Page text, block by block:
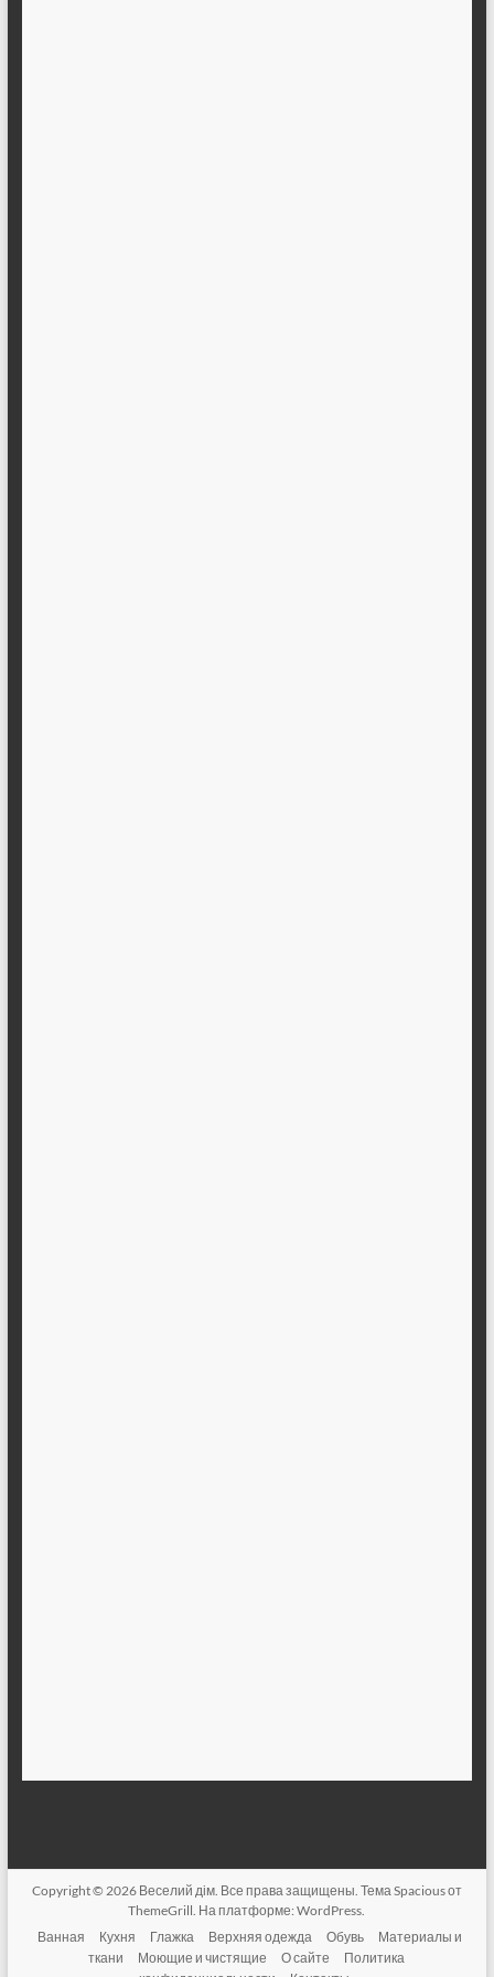
Copyright © 2026 Веселий дім. Все права защищены. ТемаSpaciousот
ThemeGrill. На платформе:WordPress.
Ванная
Кухня Глажка Верхняя одежда Обувь
Материалы и
ткани
Моющие и чистящие О сайте
Политика